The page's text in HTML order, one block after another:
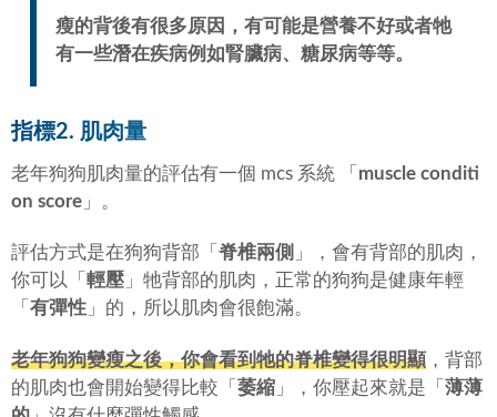
瘦的背後有很多原因，有可能是營養不好或者牠
有一些潛在疾病例如腎臟病、糖尿病等等。
指標2. 肌肉量
老年狗狗肌肉量的評估有一個 mcs 系統 「 muscle conditi
on score 」。
評估方式是在狗狗背部「脊椎兩側 」，會有背部的肌肉，
你可以「 輕壓 」牠背部的肌肉，正常的狗狗是健康年輕
「 有彈性 」的，所以肌肉會很飽滿。
老年狗狗變瘦之後，你會看到牠的脊椎變得很明顯 ，背部
的肌肉也會開始變得比較「 萎縮 」，你壓起來就是「 薄薄